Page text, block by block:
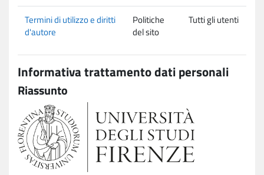
Termini di utilizzo e diritti
d'autore
Politiche
del sito
Tutti gli utenti
Informativa trattamento dati personali
Riassunto